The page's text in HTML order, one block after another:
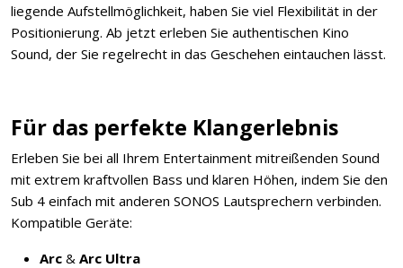
liegende Aufstellmöglichkeit, haben Sie viel Flexibilität in der
Positionierung. Ab jetzt erleben Sie authentischen Kino
Sound, der Sie regelrecht in das Geschehen eintauchen lässt.
Für das perfekte Klangerlebnis
Erleben Sie bei all Ihrem Entertainment mitreißenden Sound
mit extrem kraftvollen Bass und klaren Höhen, indem Sie den
Sub 4 einfach mit anderen SONOS Lautsprechern verbinden.
Kompatible Geräte:
Arc & Arc Ultra